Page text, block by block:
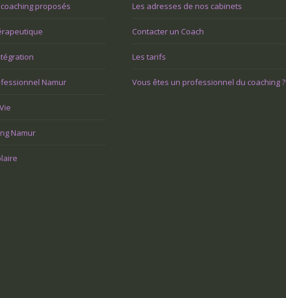
proposés
Namur
Namur
Les adresses de nos cabinets
Contacter un Coach
Les tarifs
Vous êtes un professionnel du coaching ?